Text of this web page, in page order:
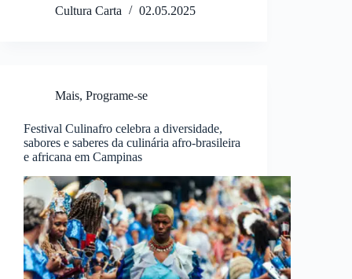
Cultura Carta 02.05.2025
Mais, Programe-se
Festival Culinafro celebra a diversidade,
sabores e saberes da culinária afro-brasileira
e africana em Campinas